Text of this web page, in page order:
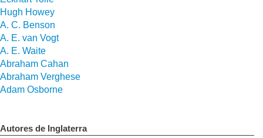
Hugh Howey
A. C. Benson
A. E. van Vogt
A. E. Waite
Abraham Cahan
Abraham Verghese
Adam Osborne
Autores de Inglaterra